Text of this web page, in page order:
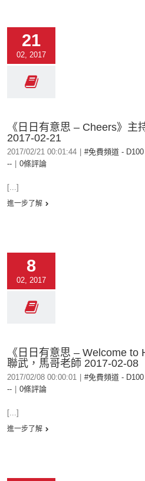
21
02, 2017
《日日有意思 – Cheers》主
2017-02-21
2017/02/21 00:01:44 #免費頻道 - D100
--
0條評論
[...]
進一步了解
8
02, 2017
《日日有意思 – Welcome
聯武，馬哥老師 2017-02-08
2017/02/08 00:00:01 #免費頻道 - D100
--
0條評論
[...]
進一步了解